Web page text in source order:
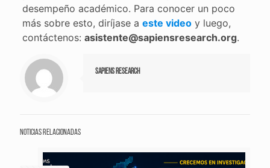
desempeño académico. Para conocer un poco
más sobre esto, diríjase a este videoy luego,
contáctenos: asistente@sapiensresearch.org.
Sapiens Research
Noticias relacionadas